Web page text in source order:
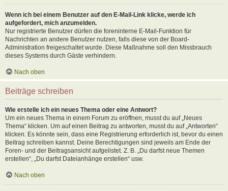
Wenn ich bei einem Benutzer auf den E-Mail-Link klicke, werde ich
aufgefordert, mich anzumelden.
Nur registrierte Benutzer dürfen die foreninterne E-Mail-Funktion für
Nachrichten an andere Benutzer nutzen, falls diese von der Board-
Administration freigeschaltet wurde. Diese Maßnahme soll den Missbrauch
dieses Systems durch Gäste verhindern.
Nach oben
Beiträge schreiben
Wie erstelle ich ein neues Thema oder eine Antwort?
Um ein neues Thema in einem Forum zu eröffnen, musst du auf „Neues
Thema“ klicken. Um auf einen Beitrag zu antworten, musst du auf „Antworten“
klicken. Es könnte sein, dass eine Registrierung erforderlich ist, bevor du einen
Beitrag schreiben kannst. Deine Berechtigungen sind jeweils am Ende der
Foren- und der Beitragsansicht aufgelistet. Z. B. „Du darfst neue Themen
erstellen“, „Du darfst Dateianhänge erstellen“ usw.
Nach oben